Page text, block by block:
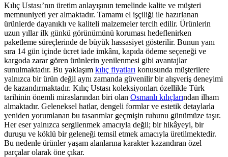
Kılıç Ustası’nın üretim anlayışının temelinde kalite ve müşteri
memnuniyeti yer almaktadır. Tamamı el işçiliği ile hazırlanan
ürünlerde dayanıklı ve kaliteli malzemeler tercih edilir. Ürünlerin
uzun yıllar ilk günkü görünümünü koruması hedeflenirken
paketleme süreçlerinde de büyük hassasiyet gösterilir. Bunun yanı
sıra 14 gün içinde ücret iade imkânı, kapıda ödeme seçeneği ve
kargoda zarar gören ürünlerin yenilenmesi gibi avantajlar
sunulmaktadır. Bu yaklaşım kılıç fiyatları konusunda müşterilere
yalnızca bir ürün değil aynı zamanda güvenilir bir alışveriş deneyimi
de kazandırmaktadır. Kılıç Ustası koleksiyonları özellikle Türk
tarihinin önemli miraslarından biri olan Osmanlı kılıçlarından ilham
almaktadır. Geleneksel hatlar, dengeli formlar ve estetik detaylarla
yeniden yorumlanan bu tasarımlar geçmişin ruhunu günümüze taşır.
Her eser yalnızca sergilenmek amacıyla değil; bir hikâyeyi, bir
duruşu ve köklü bir geleneği temsil etmek amacıyla üretilmektedir.
Bu nedenle ürünler yaşam alanlarına karakter kazandıran özel
parçalar olarak öne çıkar.